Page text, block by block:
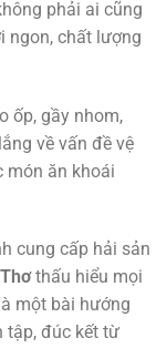
phải ai cũng
ngon, chất lượng
ốp, gầy nhom,
về vấn đề vệ
món ăn khoái
cung cấp hải sản
thấu hiểu mọi
một bài hướng
tập, đúc kết từ